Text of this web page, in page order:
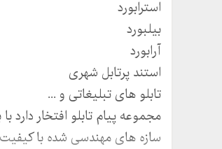
استرابورد
بیلبورد
آرابورد
استند پرتابل شهری
تابلو های تبلیغاتی و ...
مجموعه پیام تابلو افتخار دارد
سازه های مهندسی شده با کیفیت